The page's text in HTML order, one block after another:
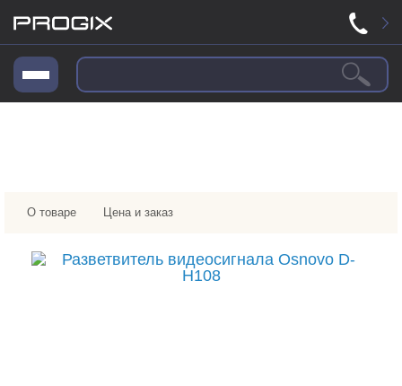
О товаре Цена и заказ